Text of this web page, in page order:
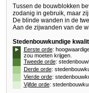
Tussen de bouwblokken
zodanig in gebruik, maar
De blinde wanden in de
Aan de zijwanden van de
Stedenbouwkundige
► Eerste orde:
zou moeten krijgen.
Tweede orde:
Derde orde:
Vierde orde:
Vijfde orde: